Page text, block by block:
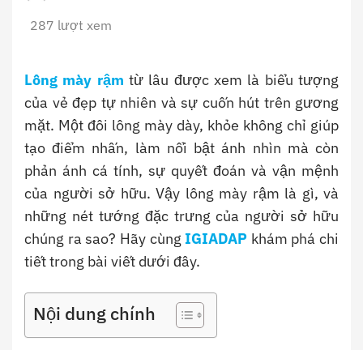
287 lượt xem
Lông mày rậm từ lâu được xem là biểu tượng
của vẻ đẹp tự nhiên và sự cuốn hút trên gương
mặt. Một đôi lông mày dày, khỏe không chỉ giúp
tạo điểm nhấn, làm nổi bật ánh nhìn mà còn
phản ánh cá tính, sự quyết đoán và vận mệnh
của người sở hữu. Vậy lông mày rậm là gì, và
những nét tướng đặc trưng của người sở hữu
chúng ra sao? Hãy cùngIGIADAP khám phá chi
tiết trong bài viết dưới đây.
Nội dung chính